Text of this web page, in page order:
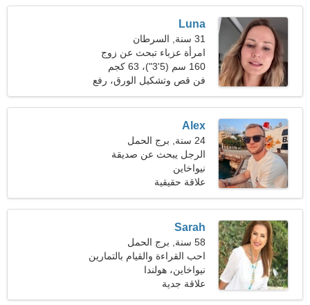
Luna
31 سنة, السرطان
امرأة عزباء تبحث عن زوج
160 سم (5'3")، 63 كجم
(138 رطلا)
فن قص وتشكيل الورق، رفع
الاثقال
Alex
24 سنة, برج الحمل
الرجل يبحث عن صديقة
نيواخاين
علاقة حقيقية
Sarah
58 سنة, برج الحمل
احب القراءة والقيام بالتمارين
الرياضية
نيواخاين، هولندا
علاقة جدية